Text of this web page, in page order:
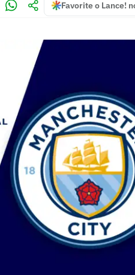
Favorite o Lance!